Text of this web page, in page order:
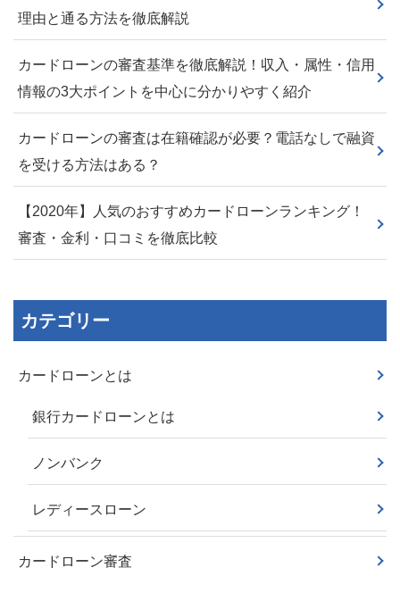
理由と通る方法を徹底解説
カードローンの審査基準を徹底解説！収入・属性・信用
情報の3大ポイントを中心に分かりやすく紹介
カードローンの審査は在籍確認が必要？電話なしで融資
を受ける方法はある？
【2020年】人気のおすすめカードローンランキング！
審査・金利・口コミを徹底比較
カテゴリー
カードローンとは
銀行カードローンとは
ノンバンク
レディースローン
カードローン審査